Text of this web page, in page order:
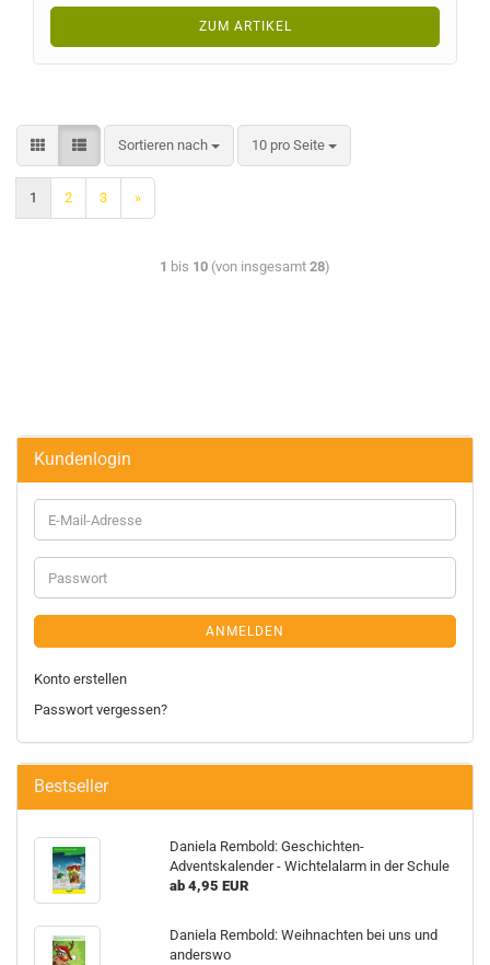
ZUM ARTIKEL
Sortieren nach 10 pro Seite
1 2 3 »
1 bis 10 (von insgesamt 28)
Kundenlogin
ANMELDEN
Konto erstellen
Passwort vergessen?
Bestseller
Daniela Rembold: Geschichten-
Adventskalender - Wichtelalarm in der Schule
ab 4,95 EUR
Daniela Rembold: Weihnachten bei uns und
anderswo